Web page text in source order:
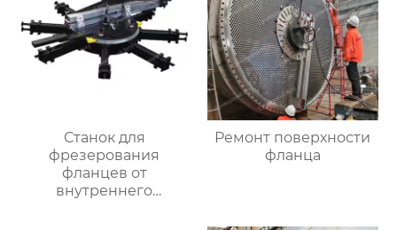
Станок для
фрезерования
фланцев от
внутреннего
Ремонт поверхности
фланца